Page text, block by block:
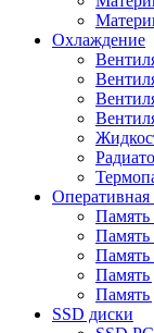
Охлаждение
Память
Память
SSD диски